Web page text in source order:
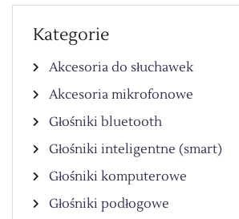
Kategorie
Akcesoria do słuchawek
Akcesoria mikrofonowe
Głośniki bluetooth
Głośniki inteligentne (smart)
Głośniki komputerowe
Głośniki podłogowe